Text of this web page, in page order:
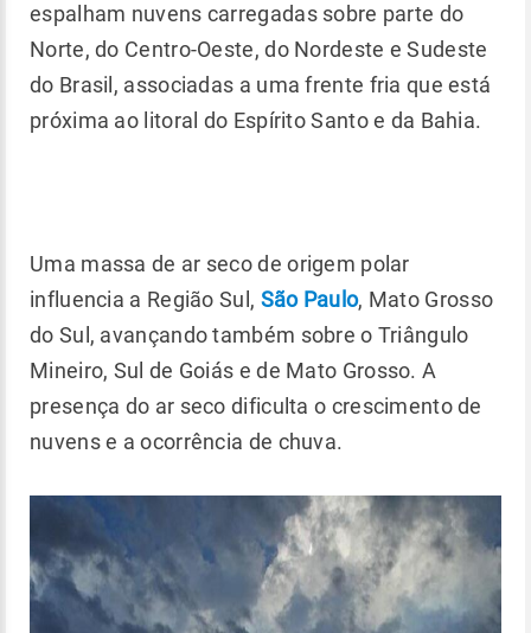
espalham nuvens carregadas sobre parte do
Norte, do Centro-Oeste, do Nordeste e Sudeste
do Brasil, associadas a uma frente fria que está
próxima ao litoral do Espírito Santo e da Bahia.
Uma massa de ar seco de origem polar
influencia a Região Sul, São Paulo, Mato Grosso
do Sul, avançando também sobre o Triângulo
Mineiro, Sul de Goiás e de Mato Grosso. A
presença do ar seco dificulta o crescimento de
nuvens e a ocorrência de chuva.